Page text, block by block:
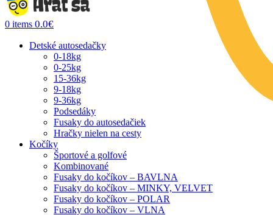
0 items 0.0€
Detské autosedačky
0-18kg
0-25kg
15-36kg
9-18kg
9-36kg
Podsedáky
Fusaky do autosedačiek
Hračky nielen na cesty
Kočíky
Športové a golfové
Kombinované
Fusaky do kočíkov – BAVLNA
Fusaky do kočíkov – MINKY, VELVET
Fusaky do kočíkov – POLAR
Fusaky do kočíkov – VLNA